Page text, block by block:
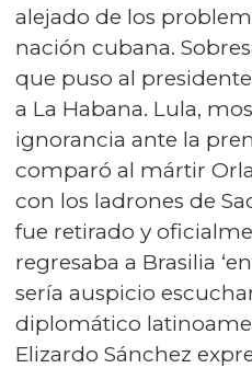
alejado de los
nación cubana.
que puso al
a La Habana. Lula,
ignorancia ante la
comparó al mártir
con los ladrones de
fue retirado y
regresaba a Brasilia
sería auspicio
diplomático
Elizardo Sánchez